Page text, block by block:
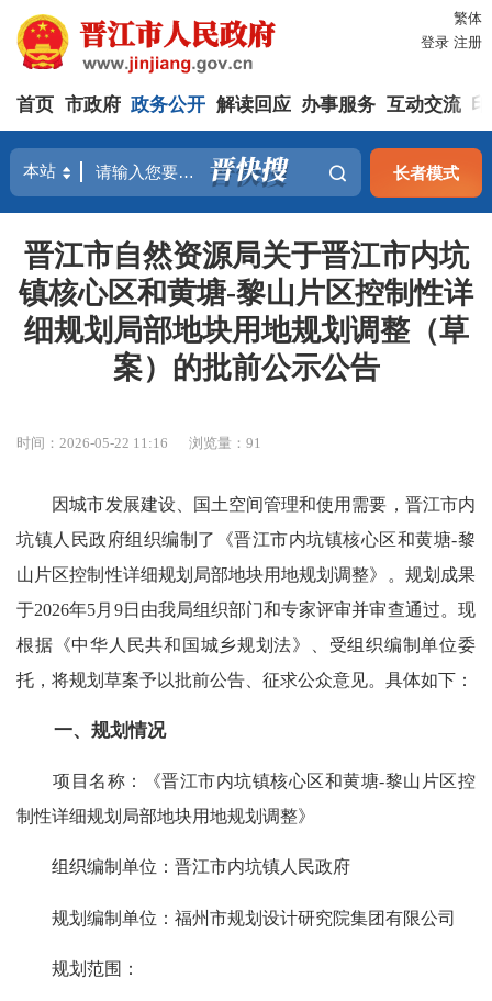
繁体
登录 注册
首页 市政府 政务公开 解读回应 办事服务 互动交流
长者模式
晋江市自然资源局关于晋江市内坑
镇核心区和黄塘-黎山片区控制性详
细规划局部地块用地规划调整（草
案）的批前公示公告
时间：2026-05-22 11:16 浏览量：91
因城市发展建设、国土空间管理和使用需要，晋江市内
坑镇人民政府组织编制了《晋江市内坑镇核心区和黄塘-黎
山片区控制性详细规划局部地块用地规划调整》。规划成果
于2026年5月9日由我局组织部门和专家评审并审查通过。现
根据《中华人民共和国城乡规划法》、受组织编制单位委
托，将规划草案予以批前公告、征求公众意见。具体如下：
一、规划情况
项目名称：《晋江市内坑镇核心区和黄塘-黎山片区控
制性详细规划局部地块用地规划调整》
组织编制单位：晋江市内坑镇人民政府
规划编制单位：福州市规划设计研究院集团有限公司
规划范围：